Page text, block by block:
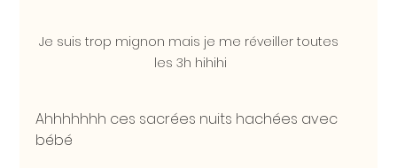
Je suis trop mignon mais je me réveiller toutes
les 3h hihihi
Ahhhhhhh ces sacrées nuits hachées avec
bébé